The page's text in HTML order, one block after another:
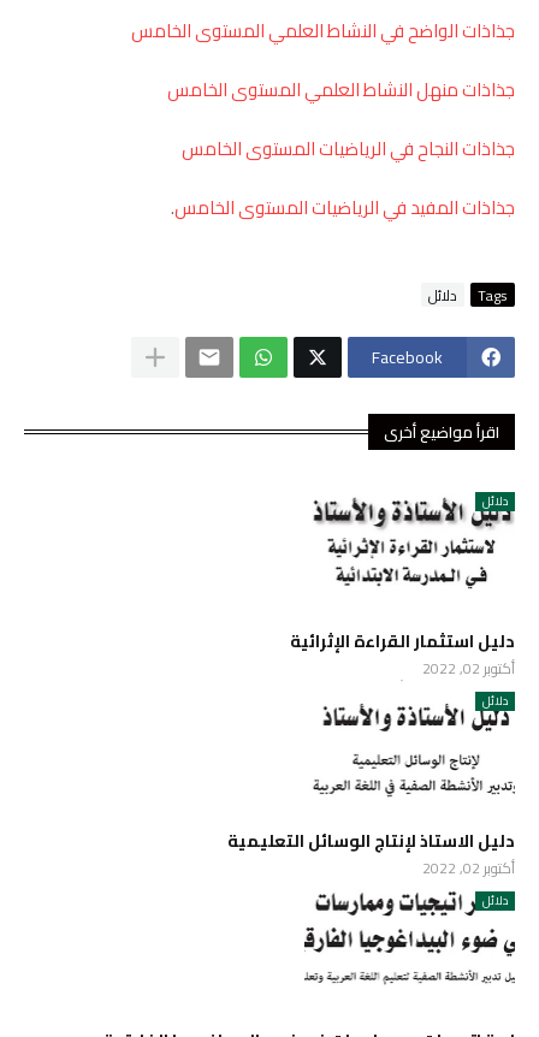
جذاذات الواضح في النشاط العلمي المستوى الخامس
جذاذات منهل النشاط العلمي المستوى الخامس
جذاذات النجاح في الرياضيات المستوى الخامس
جذاذات المفيد في الرياضيات المستوى الخامس.
Tags دلائل
Facebook
اقرأ مواضيع أخرى
دلائل
دليل استثمار القراءة الإثرائية
أكتوبر 02, 2022
دلائل
دليل الاستاذ لإنتاج الوسائل التعليمية
أكتوبر 02, 2022
دلائل